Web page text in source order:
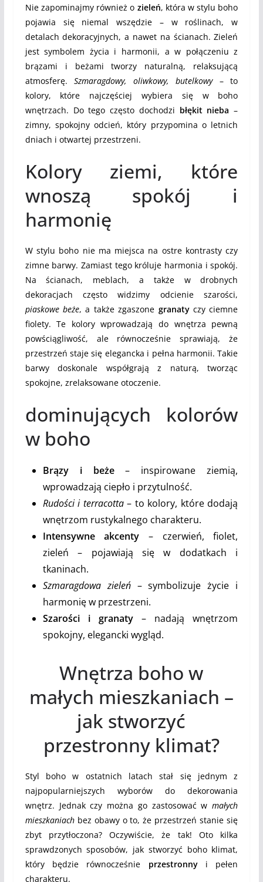
Nie zapominajmy również o zieleń, która w stylu boho
pojawia się niemal wszędzie – w roślinach, w
detalach dekoracyjnych, a nawet na ścianach. Zieleń
jest symbolem życia i harmonii, a w połączeniu z
brązami i beżami tworzy naturalną, relaksującą
atmosferę.Szmaragdowy, oliwkowy, butelkowy– to
kolory, które najczęściej wybiera się w boho
wnętrzach. Do tego często dochodzi błękit nieba –
zimny, spokojny odcień, który przypomina o letnich
dniach i otwartej przestrzeni.
Kolory ziemi, które
wnoszą spokój i
harmonię
W stylu boho nie ma miejsca na ostre kontrasty czy
zimne barwy. Zamiast tego króluje harmonia i spokój.
Na ścianach, meblach, a także w drobnych
dekoracjach często widzimy odcienie szarości,
piaskowe beże, a także zgaszone granatyczy ciemne
fiolety. Te kolory wprowadzają do wnętrza pewną
powściągliwość, ale równocześnie sprawiają, że
przestrzeń staje się elegancka i pełna harmonii. Takie
barwy doskonale współgrają z naturą, tworząc
spokojne, zrelaksowane otoczenie.
dominujących kolorów
w boho
Brązy i beże– inspirowane ziemią,
wprowadzają ciepło i przytulność.
Rudości i terracotta– to kolory, które dodają
wnętrzom rustykalnego charakteru.
Intensywne akcenty – czerwień, fiolet,
zieleń – pojawiają się w dodatkach i
tkaninach.
Szmaragdowa zieleń– symbolizuje życie i
harmonię w przestrzeni.
Szarości i granaty– nadają wnętrzom
spokojny, elegancki wygląd.
Wnętrza boho w
małych mieszkaniach –
jak stworzyć
przestronny klimat?
Styl boho w ostatnich latach stał się jednym z
najpopularniejszych wyborów do dekorowania
wnętrz. Jednak czy można go zastosować wmałych
mieszkaniachbez obawy o to, że przestrzeń stanie się
zbyt przytłoczona? Oczywiście, że tak! Oto kilka
sprawdzonych sposobów, jak stworzyć boho klimat,
który będzie równocześnie przestronnyi pełen
charakteru.